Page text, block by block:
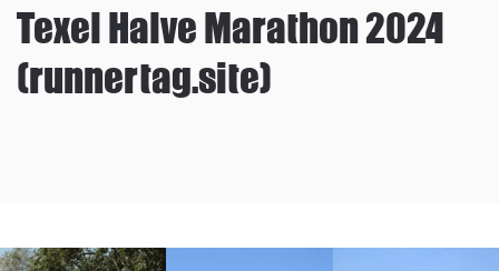
Texel Halve Marathon 2024
(runnertag.site)